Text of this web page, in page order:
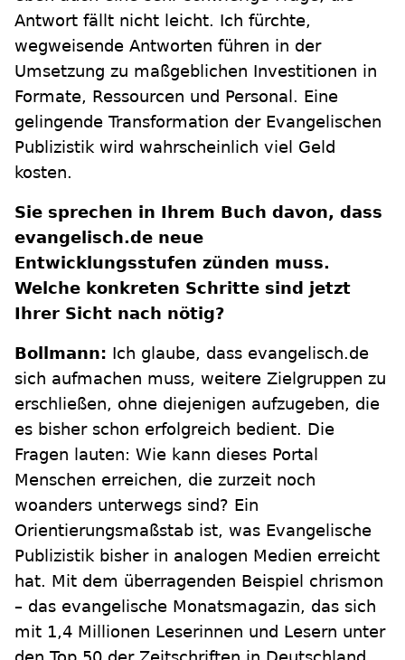
Antwort fällt nicht leicht. Ich fürchte,
wegweisende Antworten führen in der
Umsetzung zu maßgeblichen Investitionen in
Formate, Ressourcen und Personal. Eine
gelingende Transformation der Evangelischen
Publizistik wird wahrscheinlich viel Geld
kosten.
Sie sprechen in Ihrem Buch davon, dass
evangelisch.de neue
Entwicklungsstufen zünden muss.
Welche konkreten Schritte sind jetzt
Ihrer Sicht nach nötig?
Bollmann: Ich glaube, dass evangelisch.de
sich aufmachen muss, weitere Zielgruppen zu
erschließen, ohne diejenigen aufzugeben, die
es bisher schon erfolgreich bedient. Die
Fragen lauten: Wie kann dieses Portal
Menschen erreichen, die zurzeit noch
woanders unterwegs sind? Ein
Orientierungsmaßstab ist, was Evangelische
Publizistik bisher in analogen Medien erreicht
hat. Mit dem überragenden Beispiel chrismon
– das evangelische Monatsmagazin, das sich
mit 1,4 Millionen Leserinnen und Lesern unter